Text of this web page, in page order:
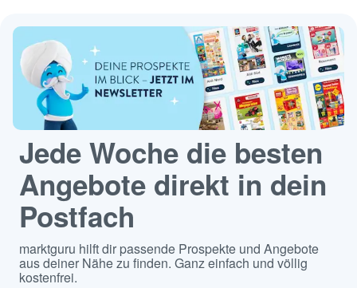
Jede Woche die besten
Angebote direkt in dein
Postfach
marktguru hilft dir passende Prospekte und Angebote
aus deiner Nähe zu finden. Ganz einfach und völlig
kostenfrei.